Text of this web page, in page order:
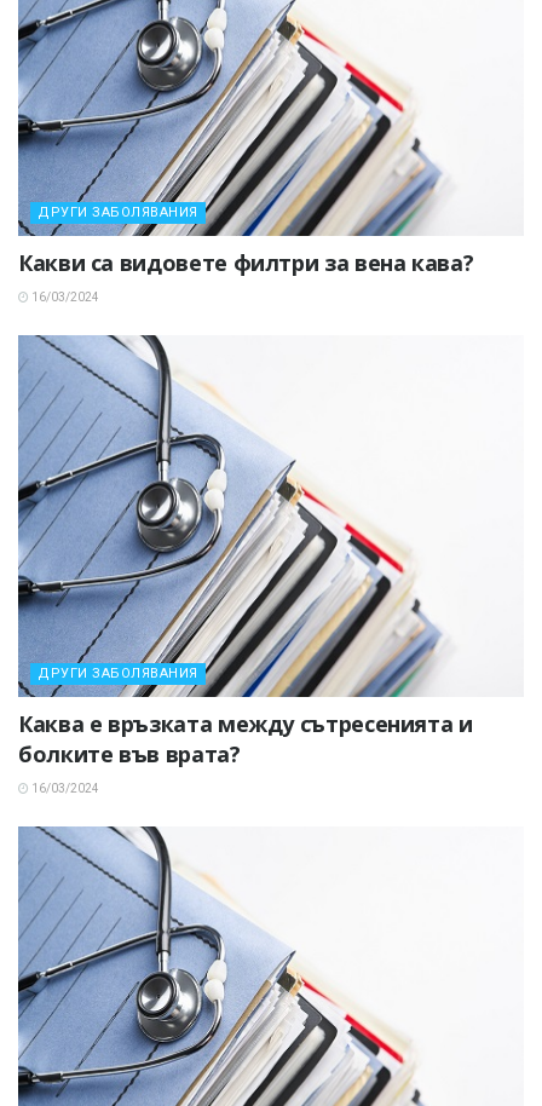
ДРУГИ ЗАБОЛЯВАНИЯ
Какви са видовете филтри за вена кава?
16/03/2024
ДРУГИ ЗАБОЛЯВАНИЯ
Каква е връзката между сътресенията и
болките във врата?
16/03/2024